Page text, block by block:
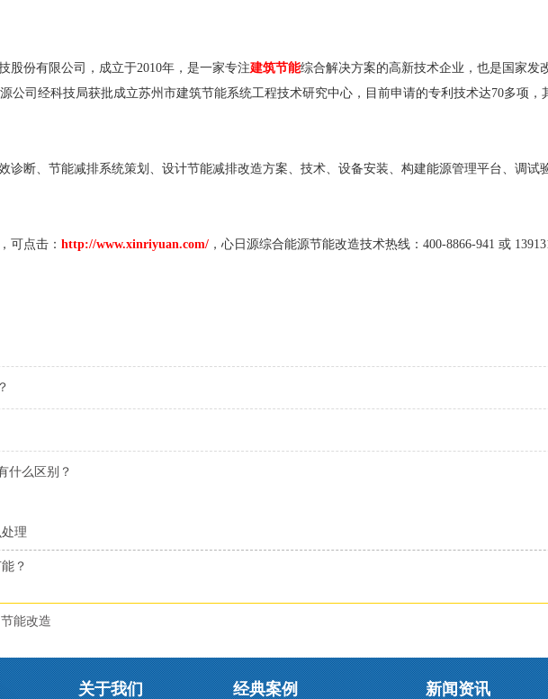
股份有限公司，成立于2010年，是一家专注建筑节能综合解决方案的高新技术企业，也是国家发
公司经科技局获批成立苏州市建筑节能系统工程技术研究中心，目前申请的专利技术达70多项，
诊断、节能减排系统策划、设计节能减排改造方案、技术、设备安装、构建能源管理平台、调试
可点击： http://www.xinriyuan.com/ ，心日源综合能源节能改造技术热线：400-8866-941 或
什么区别？
理
？
节能改造
关于我们 经典案例 新闻资讯